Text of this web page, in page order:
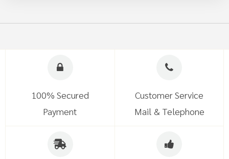
100% Secured
Payment
Customer Service
Mail & Telephone